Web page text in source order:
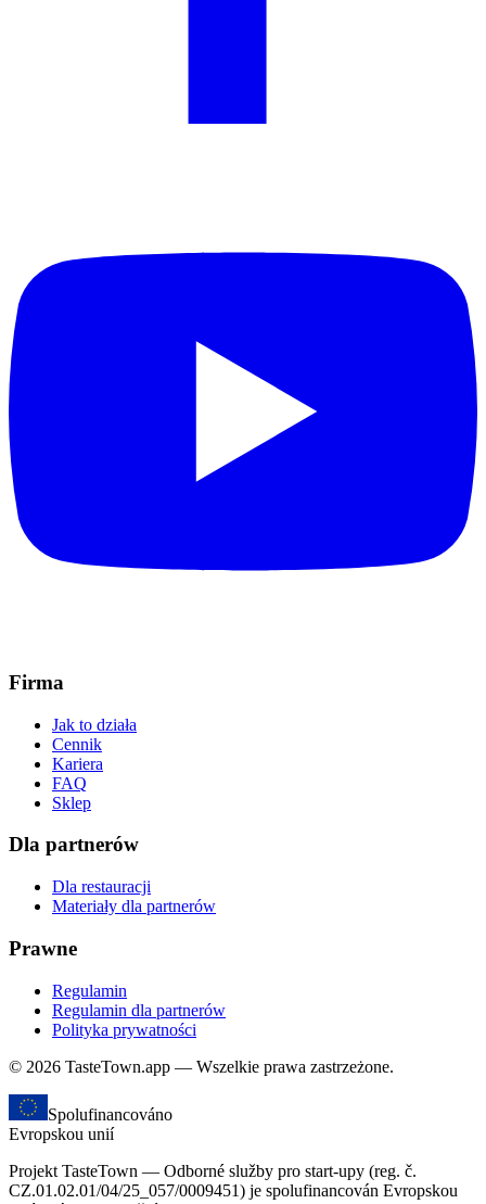
Firma
Jak to działa
Cennik
Kariera
FAQ
Sklep
Dla partnerów
Dla restauracji
Materiały dla partnerów
Prawne
Regulamin
Regulamin dla partnerów
Polityka prywatności
© 2026 TasteTown.app — Wszelkie prawa zastrzeżone.
Spolufinancováno
Evropskou unií
Projekt TasteTown — Odborné služby pro start-upy (reg. č.
CZ.01.02.01/04/25_057/0009451) je spolufinancován Evropskou